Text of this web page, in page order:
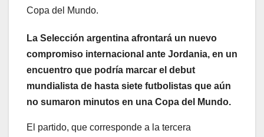
Copa del Mundo.
La Selección argentina afrontará un nuevo
compromiso internacional ante Jordania, en un
encuentro que podría marcar el debut
mundialista de hasta siete futbolistas que aún
no sumaron minutos en una Copa del Mundo.
El partido, que corresponde a la tercera